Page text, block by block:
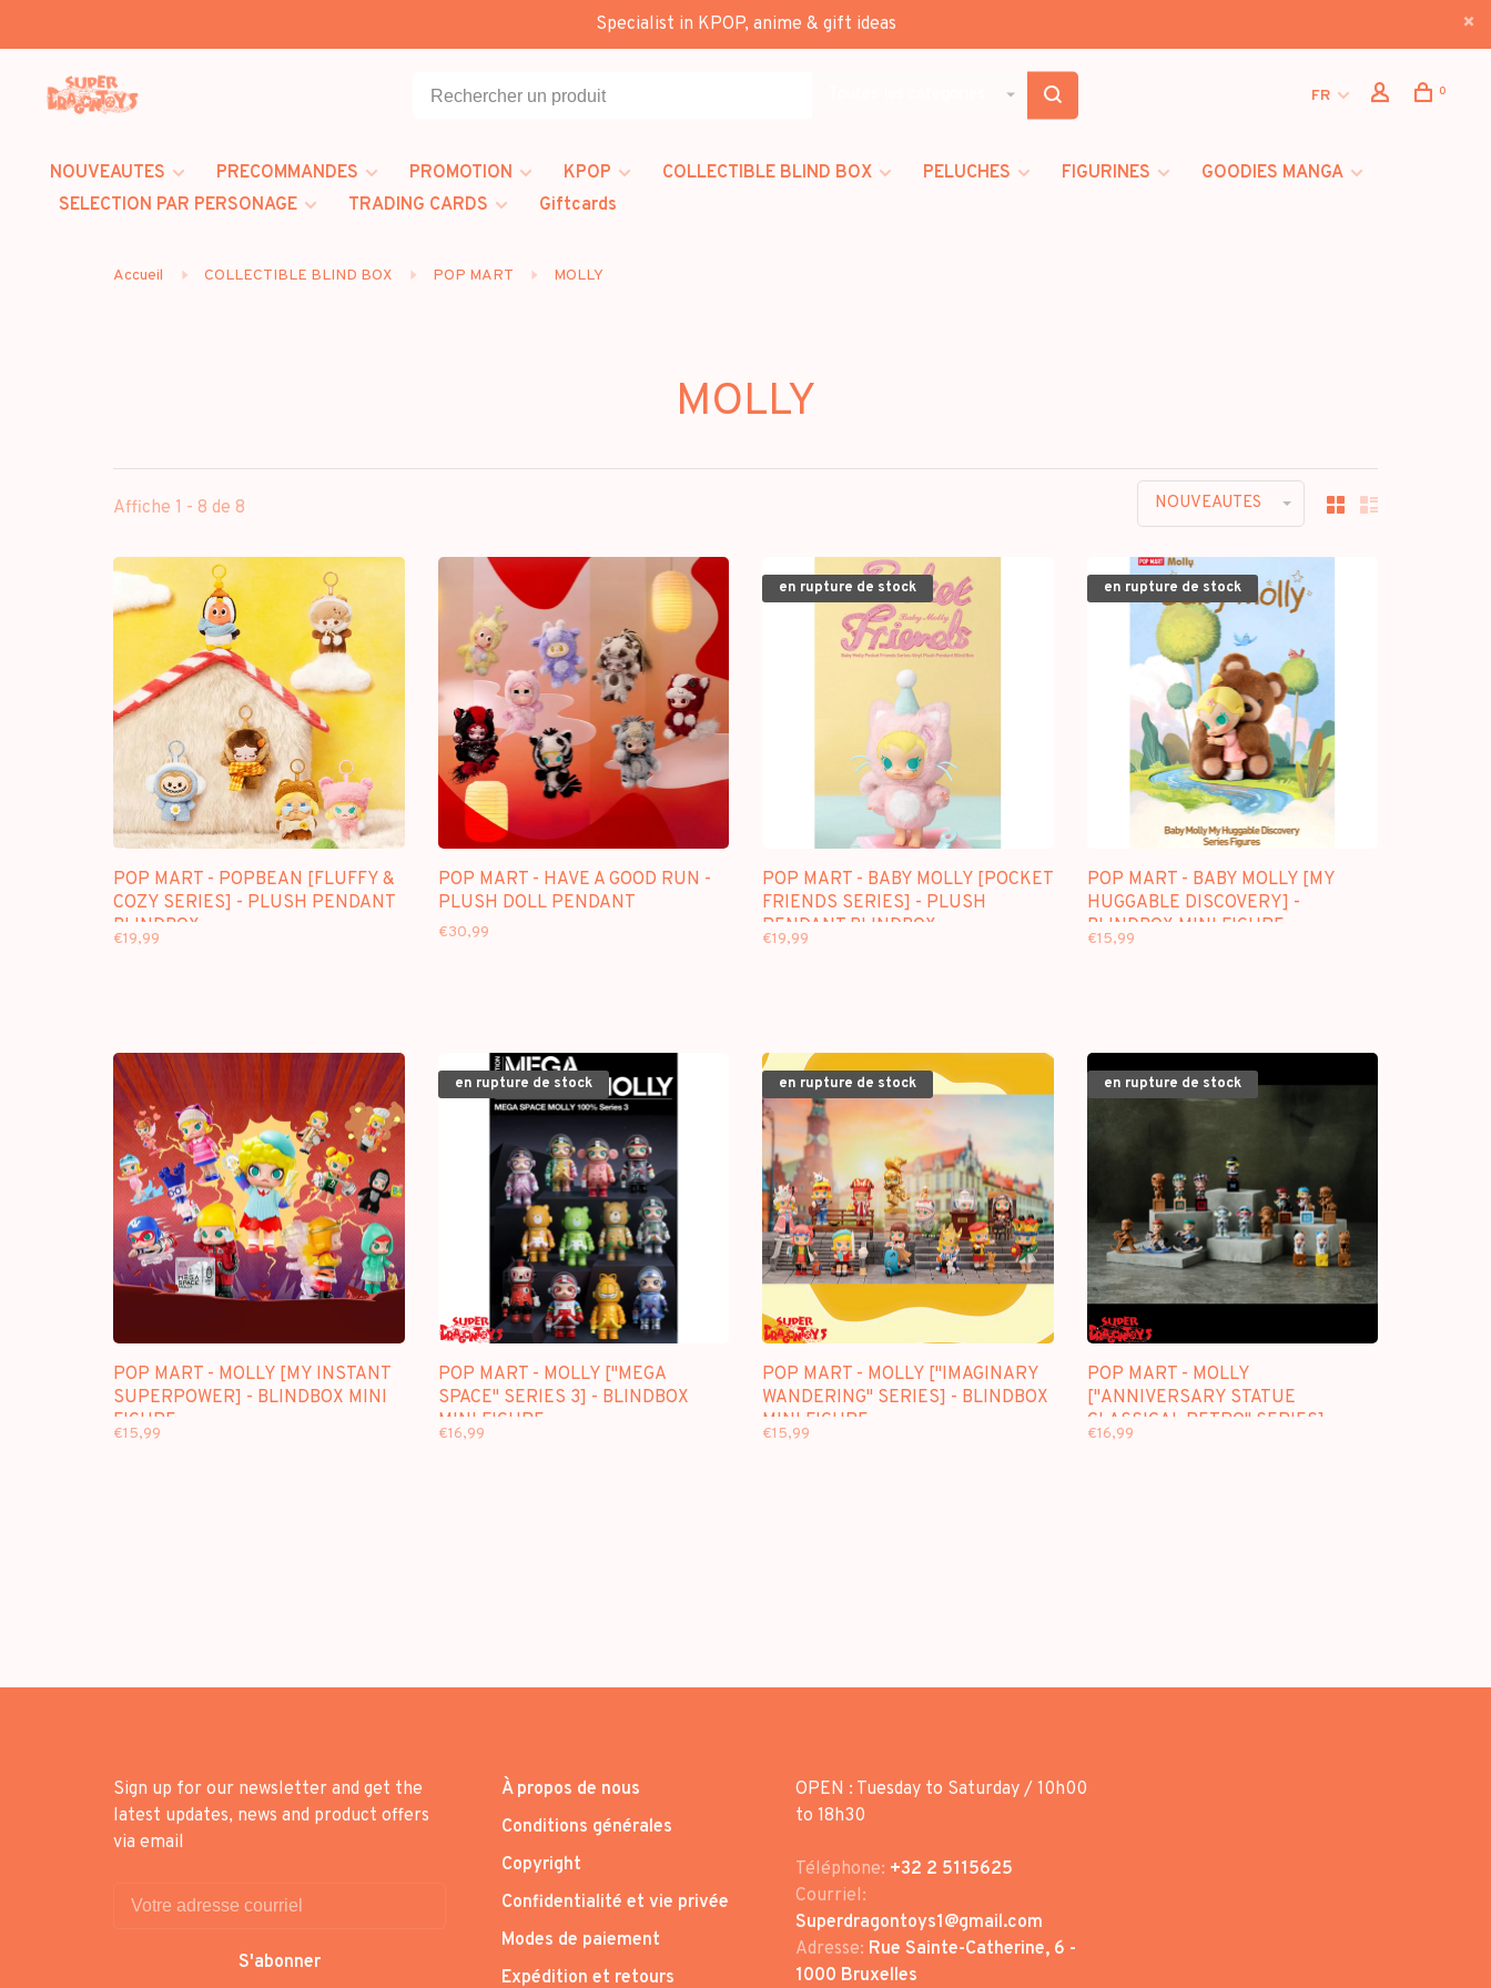
Specialist in KPOP, anime & gift ideas
FR 0
NOUVEAUTES PRECOMMANDES PROMOTION KPOP COLLECTIBLE BLIND BOX PELUCHES FIGURINES
GOODIES MANGA
SELECTION PAR PERSONAGE
TRADING CARDS Giftcards
Accueil COLLECTIBLE BLIND BOX POP MART MOLLY
MOLLY
Affiche 1 - 8 de 8 NOUVEAUTES
POP MART - POPBEAN [FLUFFY &
COZY SERIES] - PLUSH PENDANT
BLINDBOX
€19,99
POP MART - HAVE A GOOD RUN -
PLUSH DOLL PENDANT
€30,99
en rupture de stock
POP MART - BABY MOLLY [POCKET
FRIENDS SERIES] - PLUSH
PENDANT BLINDBOX
€19,99
en rupture de stock
POP MART - BABY MOLLY [MY
HUGGABLE DISCOVERY] -
BLINDBOX MINI FIGURE
€15,99
POP MART - MOLLY [MY INSTANT
SUPERPOWER] - BLINDBOX MINI
FIGURE
€15,99
en rupture de stock
POP MART - MOLLY ["MEGA
SPACE" SERIES 3] - BLINDBOX
MINI FIGURE
€16,99
en rupture de stock
POP MART - MOLLY ["IMAGINARY
WANDERING" SERIES] - BLINDBOX
MINI FIGURE
€15,99
en rupture de stock
POP MART - MOLLY
["ANNIVERSARY STATUE
CLASSICAL RETRO" SERIES] -
BLINDBOX MINI FIGURE
€16,99
Sign up for our newsletter and get the
latest updates, news and product offers
via email
S'abonner
À propos de nous
Conditions générales
Copyright
Confidentialité et vie privée
Modes de paiement
Expédition et retours
OPEN : Tuesday to Saturday / 10h00
to 18h30
Téléphone: +32 2 5115625
Courriel:
Superdragontoys1@gmail.com
Adresse: Rue Sainte-Catherine, 6 -
1000 Bruxelles